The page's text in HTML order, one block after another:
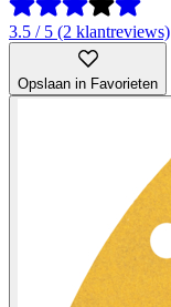
3.5 / 5 (2 klantreviews)
Opslaan in Favorieten